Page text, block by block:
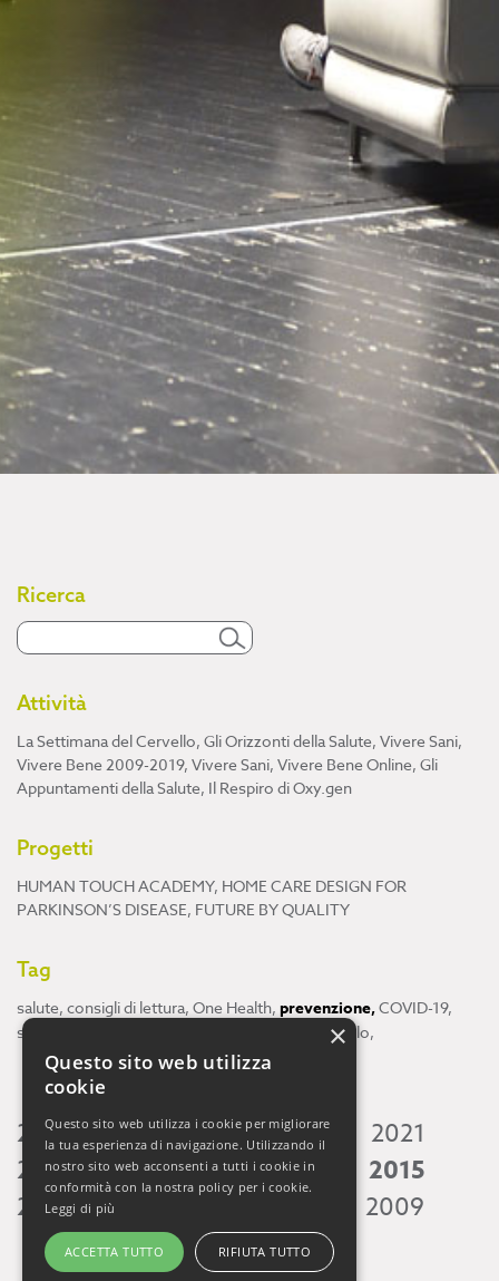
Ricerca
Attività
La Settimana del Cervello, Gli Orizzonti della Salute, Vivere Sani,
Vivere Bene 2009-2019, Vivere Sani, Vivere Bene Online, Gli
Appuntamenti della Salute, Il Respiro di Oxy.gen
Progetti
HUMAN TOUCH ACADEMY, HOME CARE DESIGN FOR
PARKINSON’S DISEASE, FUTURE BY QUALITY
Tag
salute, consigli di lettura, One Health, prevenzione,COVID-19,
scienza
cervello,
2026 2025 2024 2023 2022
2021
2020 2019 2018 2017 2016
2015
2014 2013 2009
×
Questo sito web utilizza
cookie
Questo sito web utilizza i cookie per migliorare
la tua esperienza di navigazione. Utilizzando il
nostro sito web acconsenti a tutti i cookie in
conformità con la nostra policy per i cookie.
Leggi di più
ACCETTA TUTTO RIFIUTA TUTTO